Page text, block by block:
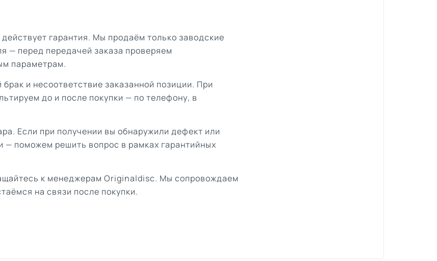
гарантия. Мы продаём только заводские
— перед передачей заказа проверяем
параметрам.
и несоответствие заказанной позиции. При
до и после покупки — по телефону, в
Если при получении вы обнаружили дефект или
— поможем решить вопрос в рамках гарантийных
к менеджерам Originaldisc. Мы сопровождаем
на связи после покупки.